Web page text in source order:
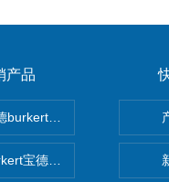
产品
burkert电导率探头卫生级电
宝德椭圆齿轮脉冲流量计